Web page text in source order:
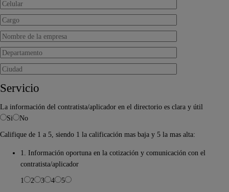
Servicio
La información del contratista/aplicador en el directorio es clara y útil
Si
No
Califique de 1 a 5, siendo 1 la calificación mas baja y 5 la mas alta:
1. Información oportuna en la cotización y comunicación con el
contratista/aplicador
1
2 3 4
5